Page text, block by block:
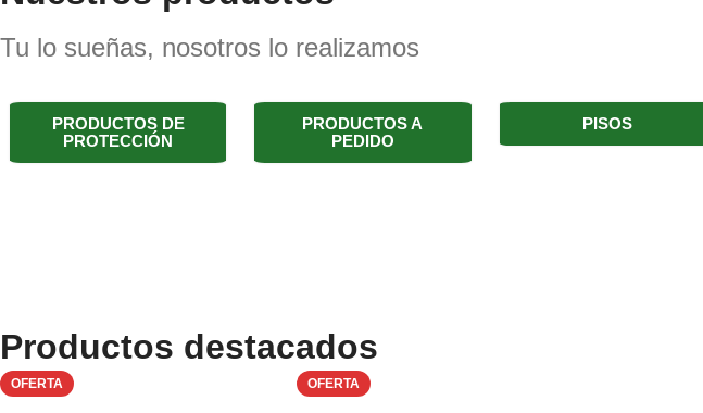
Tu lo sueñas, nosotros lo realizamos
PRODUCTOS DE
PROTECCIÓN
PRODUCTOS A
PEDIDO
PISOS
Productos destacados
OFERTA OFERTA